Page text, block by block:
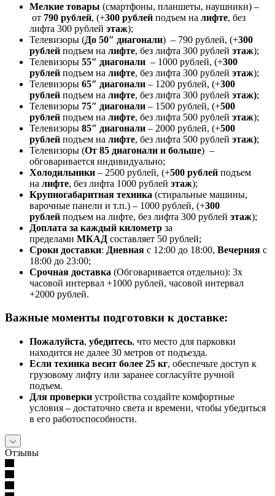
Мелкие товары (смартфоны, планшеты, наушники) –
от 790 рублей, (+300 рублей подъем на лифте, без
лифта 300 рублей этаж);
Телевизоры (До 50″ диагонали) – 790 рублей, (+300
рублей подъем на лифте, без лифта 300 рублей этаж);
Телевизоры 55″ диагонали – 1000 рублей, (+300
рублей подъем на лифте, без лифта 300 рублей этаж);
Телевизоры 65″ диагонали – 1200 рублей, (+300
рублей подъем на лифте, без лифта 300 рублей этаж);
Телевизоры 75″ диагонали – 1500 рублей, (+500
рублей подъем на лифте, без лифта 500 рублей этаж);
Телевизоры 85″ диагонали – 2000 рублей, (+500
рублей подъем на лифте, без лифта 500 рублей этаж);
Телевизоры (От 85 диагонали и больше) –
обговаривается индивидуально;
Холодильники – 2500 рублей, (+500 рублей подъем
на лифте, без лифта 1000 рублей этаж);
Крупногабаритная техника (стиральные машины,
варочные панели и т.п.) – 1000 рублей, (+300
рублей подъем на лифте, без лифта 300 рублей этаж);
Доплата за каждый километр за
пределами МКАД составляет 50 рублей;
Сроки доставки: Дневная с 12:00 до 18:00, Вечерняя с
18:00 до 23:00;
Срочная доставка (Обговаривается отдельно): 3х
часовой интервал +1000 рублей, часовой интервал
+2000 рублей.
Важные моменты подготовки к доставке:
Пожалуйста, убедитесь, что место для парковки
находится не далее 30 метров от подъезда.
Если техника весит более 25 кг, обеспечьте доступ к
грузовому лифту или заранее согласуйте ручной
подъем.
Для проверки устройства создайте комфортные
условия – достаточно света и времени, чтобы убедиться
в его работоспособности.
Отзывы